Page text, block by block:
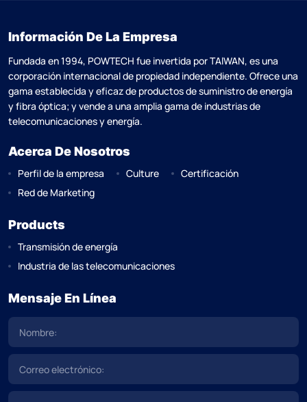
Información De La Empresa
Fundada en 1994, POWTECH fue invertida por TAlWAN, es una
corporación internacional de propiedad independiente. Ofrece una
gama establecida y eficaz de productos de suministro de energía
y fibra óptica; y vende a una amplia gama de industrias de
telecomunicaciones y energía.
Acerca De Nosotros
Perfil de la empresa Culture
Certificación
Red de Marketing
Products
Transmisión de energía
Industria de las telecomunicaciones
Mensaje En Línea